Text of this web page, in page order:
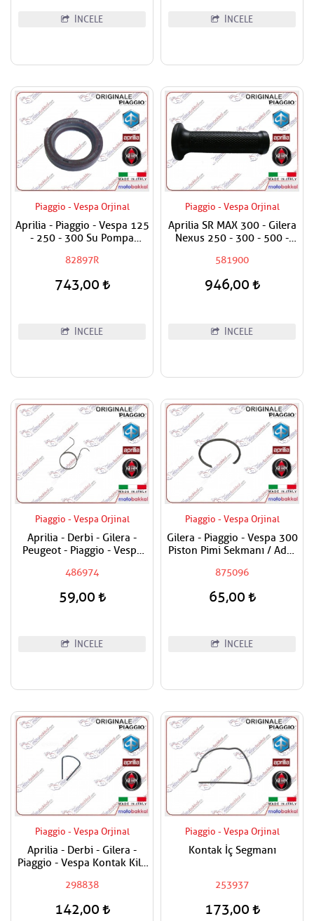
İNCELE İNCELE
Piaggio - Vespa Orjinal
Aprilia - Piaggio - Vespa 125
- 250 - 300 Su Pompa
82897R
743,00
İNCELE
Piaggio - Vespa Orjinal
Aprilia SR MAX 300 - Gilera
Nexus 250 - 300 - 500 -
581900
946,00
İNCELE
Piaggio - Vespa Orjinal
Aprilia - Derbi - Gilera -
Peugeot - Piaggio - Vespa
486974
59,00
İNCELE
Piaggio - Vespa Orjinal
Gilera - Piaggio - Vespa 300
Piston Pimi Sekmanı / Adet
875096
65,00
İNCELE
Piaggio - Vespa Orjinal
Aprilia - Derbi - Gilera -
Piaggio - Vespa Kontak Kilit
298838
142,00
Piaggio - Vespa Orjinal
Kontak İç Segmanı
253937
173,00